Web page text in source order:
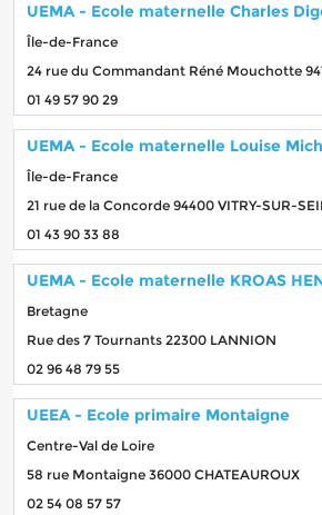
UEMA - Ecole maternelle Charles
Île-de-France
24 rue du Commandant Réné Mouchotte
01 49 57 90 29
UEMA - Ecole maternelle Louise
Île-de-France
21 rue de la Concorde 94400 VITRY-SUR-
01 43 90 33 88
UEMA - Ecole maternelle KROAS
Bretagne
Rue des 7 Tournants 22300 LANNION
02 96 48 79 55
UEEA - Ecole primaire Montaigne
Centre-Val de Loire
58 rue Montaigne 36000 CHATEAUROUX
02 54 08 57 57